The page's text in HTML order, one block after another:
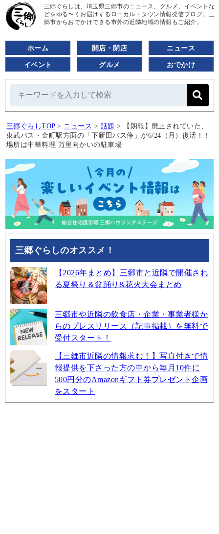
三郷ぐらしは、埼玉県三郷市のニュース、グルメ、イベントな
どをゆる〜くお届けするローカル・タウン情報発信ブログ。三
郷市からおでかけできる市外の近隣地域の情報もご紹介。
ホーム 開店・閉店 ニュース
イベント グルメ おでかけ
三郷ぐらしTOP > ニュース > 話題 >
【朗報】廃止されていた、
東武バス・金町駅方面の「下新田バス停」が6/24（月）復活！！
場所は中華料理 万里向かいの駐車場
三郷ぐらしのオススメ！
【2026年まとめ】三郷市と近隣で開催され
る夏祭り＆盆踊り&花火大会まとめ
三郷市や近隣の飲食店・企業・事業者様か
らのプレスリリース（記事掲載）を無料で
受付スタート！
【三郷市近隣の情報求む！】写真付きで情
報提供を下さった方の中から毎月10件に
500円分のAmazonギフト券プレゼント企画
をスタート